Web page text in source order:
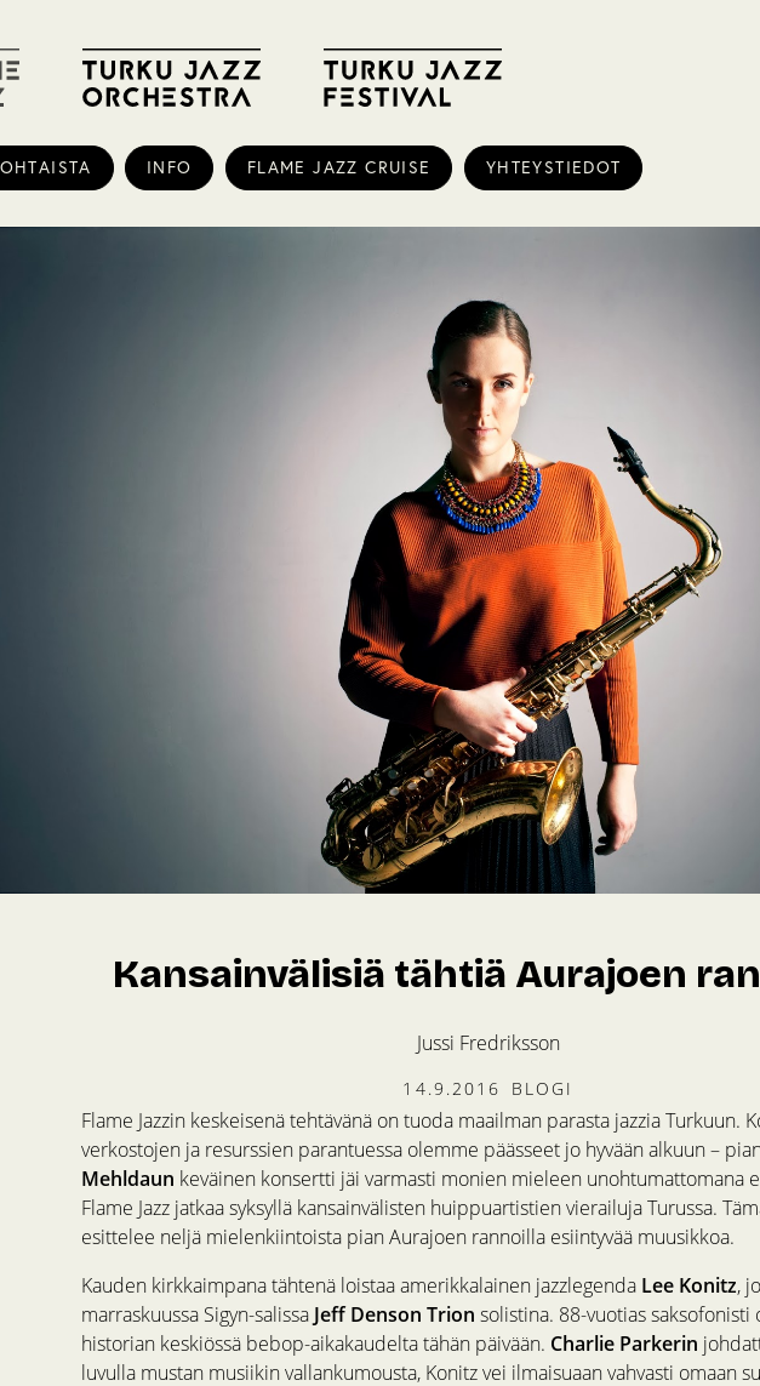
INFO FLAME JAZZ CRUISE YHTEYSTIEDOT
Kansainvälisiä tähtiä Aurajoen
Jussi Fredriksson
14.9.2016 BLOGI
Flame Jazzin keskeisenä tehtävänä on tuoda maailman parasta jazzia Turkuun.
verkostojen ja resurssien parantuessa olemme päässeet jo hyvään alkuun –
Mehldaun keväinen konsertti jäi varmasti monien mieleen unohtumattomana
Flame Jazz jatkaa syksyllä kansainvälisten huippuartistien vierailuja Turussa.
esittelee neljä mielenkiintoista pian Aurajoen rannoilla esiintyvää muusikkoa.
Kauden kirkkaimpana tähtenä loistaa amerikkalainen jazzlegenda Lee Konitz,
marraskuussa Sigyn-salissa Jeff Denson Trion solistina. 88-vuotias saksofonisti
historian keskiössä bebop-aikakaudelta tähän päivään. Charlie Parkerin
luvulla mustan musiikin vallankumousta, Konitz vei ilmaisuaan vahvasti omaan